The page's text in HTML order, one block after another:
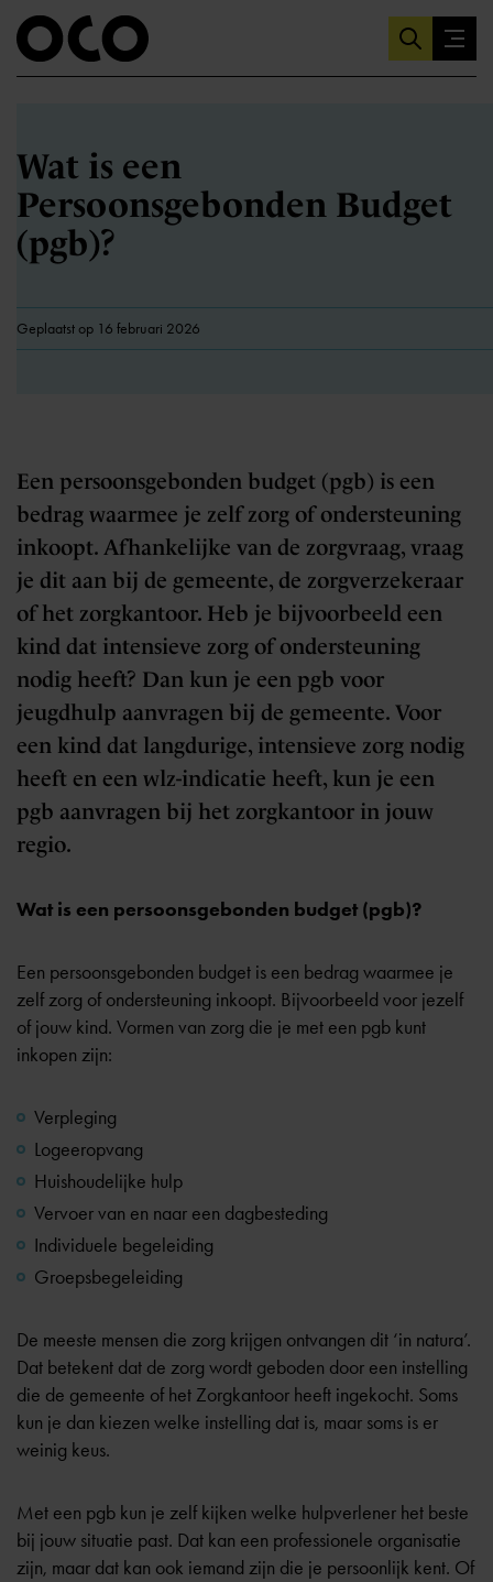
Wat is een
Persoonsgebonden Budget
(pgb)?
Geplaatst op 16 februari 2026
Een persoonsgebonden budget (pgb) is een
bedrag waarmee je zelf zorg of ondersteuning
inkoopt. Afhankelijke van de zorgvraag, vraag
je dit aan bij de gemeente, de zorgverzekeraar
of het zorgkantoor. Heb je bijvoorbeeld een
kind dat intensieve zorg of ondersteuning
nodig heeft? Dan kun je een pgb voor
jeugdhulp aanvragen bij de gemeente. Voor
een kind dat langdurige, intensieve zorg nodig
heeft en een wlz-indicatie heeft, kun je een
pgb aanvragen bij het zorgkantoor in jouw
regio.
Wat is een persoonsgebonden budget (pgb)?
Een persoonsgebonden budget is een bedrag waarmee je
zelf zorg of ondersteuning inkoopt. Bijvoorbeeld voor jezelf
of jouw kind. Vormen van zorg die je met een pgb kunt
inkopen zijn:
Verpleging
Logeeropvang
Huishoudelijke hulp
Vervoer van en naar een dagbesteding
Individuele begeleiding
Groepsbegeleiding
De meeste mensen die zorg krijgen ontvangen dit ‘in natura’.
Dat betekent dat de zorg wordt geboden door een instelling
die de gemeente of het Zorgkantoor heeft ingekocht. Soms
kun je dan kiezen welke instelling dat is, maar soms is er
weinig keus.
Met een pgb kun je zelf kijken welke hulpverlener het beste
bij jouw situatie past. Dat kan een professionele organisatie
zijn, maar dat kan ook iemand zijn die je persoonlijk kent. Of